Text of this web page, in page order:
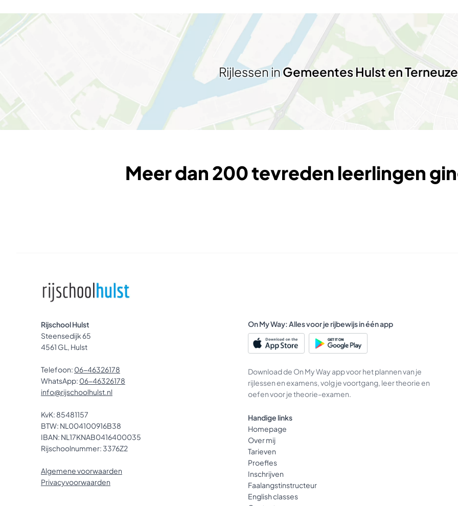
Rijlessen inGemeentes Hulst en
Meer dan 200 tevreden leerlingen
Rijschool Hulst
Steensedijk 65
4561 GL, Hulst
Telefoon: 06-46326178
WhatsApp: 06-46326178
info@rijschoolhulst.nl
KvK: 85481157
BTW: NL004100916B38
IBAN: NL17KNAB0416400035
Rijschoolnummer: 3376Z2
Algemene voorwaarden
Privacyvoorwaarden
On My Way: Alles voor je rijbewijs in één app
Download de On My Way app voor het plannen van je
rijlessen en examens, volg je voortgang, leer theorie en
oefen voor je theorie-examen.
Handige links
Homepage
Over mij
Tarieven
Proefles
Inschrijven
Faalangstinstructeur
English classes